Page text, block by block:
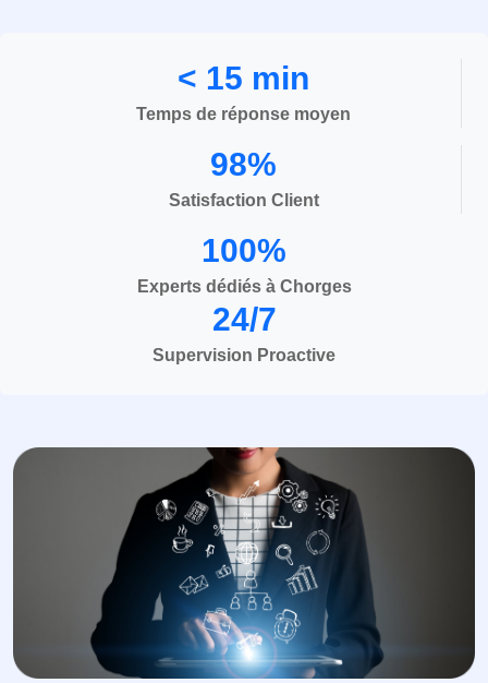
< 15 min
Temps de réponse moyen
98%
Satisfaction Client
100%
Experts dédiés à Chorges
24/7
Supervision Proactive